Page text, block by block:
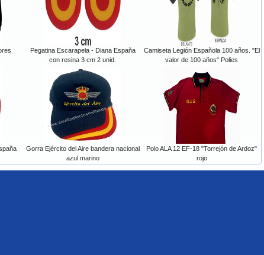
Pegatina Escarapela - Diana España
con resina 3 cm 2 unid.
Camiseta Legión Española 100 años. "El
valor de 100 años" Polies
Gorra Ejército del Aire bandera nacional
azul marino
Polo ALA 12 EF-18 "Torrejón de Ardoz"
rojo